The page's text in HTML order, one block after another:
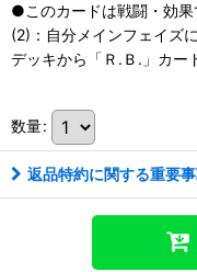
●このカードは戦闘・効果
(2)：自分メインフェイズ
デッキから「Ｒ.Ｂ.」カー
数量:
返品特約に関する重要